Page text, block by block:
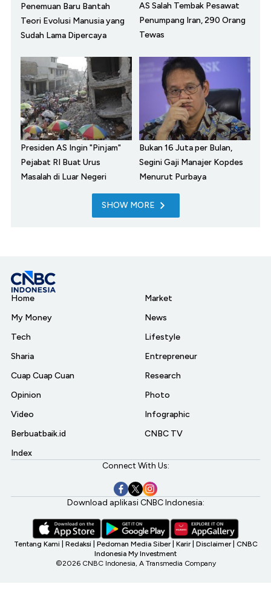
Penemuan Baru Bantah
Teori Evolusi Manusia yang
Sudah Lama Dipercaya
AS Salah Tembak Pesawat
Penumpang Iran, 290 Orang
Tewas
Presiden AS Ingin "Pinjam"
Pejabat RI Buat Urus
Masalah di Luar Negeri
Bukan 16 Juta per Bulan,
Segini Gaji Manajer Kopdes
Menurut Purbaya
SHOW MORE
Home
My Money
Tech
Sharia
Cuap Cuap Cuan
Opinion
Video
Berbuatbaik.id
Index
Market
News
Lifestyle
Entrepreneur
Research
Photo
Infographic
CNBC TV
Connect With Us:
Download aplikasi CNBC Indonesia:
Tentang Kami Redaksi Pedoman Media Siber Karir Disclaimer CNBC
Indonesia My Investment
©2026 CNBC Indonesia, A Transmedia Company